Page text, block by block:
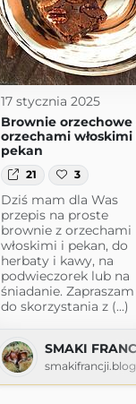
17 stycznia 2025
Brownie orzechowe
orzechami włoskimi
pekan
21 3
Dziś mam dla Was
przepis na proste
brownie z orzechami
włoskimi i pekan, do
herbaty i kawy, na
podwieczorek lub na
śniadanie. Zapraszam
do skorzystania z (...)
SMAKI